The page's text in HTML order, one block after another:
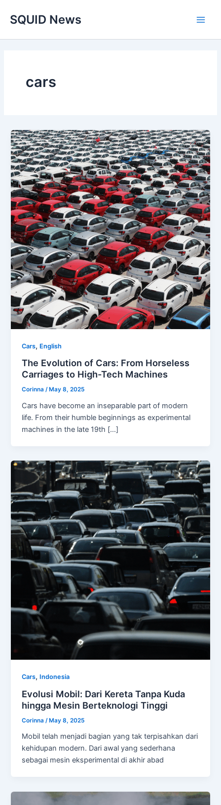
SQUID News
cars
Cars, English
The Evolution of Cars: From Horseless
Carriages to High-Tech Machines
Corinna/ May 8, 2025
Cars have become an inseparable part of modern
life. From their humble beginnings as experimental
machines in the late 19th […]
Cars, Indonesia
Evolusi Mobil: Dari Kereta Tanpa Kuda
hingga Mesin Berteknologi Tinggi
Corinna /May 8, 2025
Mobil telah menjadi bagian yang tak terpisahkan dari
kehidupan modern. Dari awal yang sederhana
sebagai mesin eksperimental di akhir abad